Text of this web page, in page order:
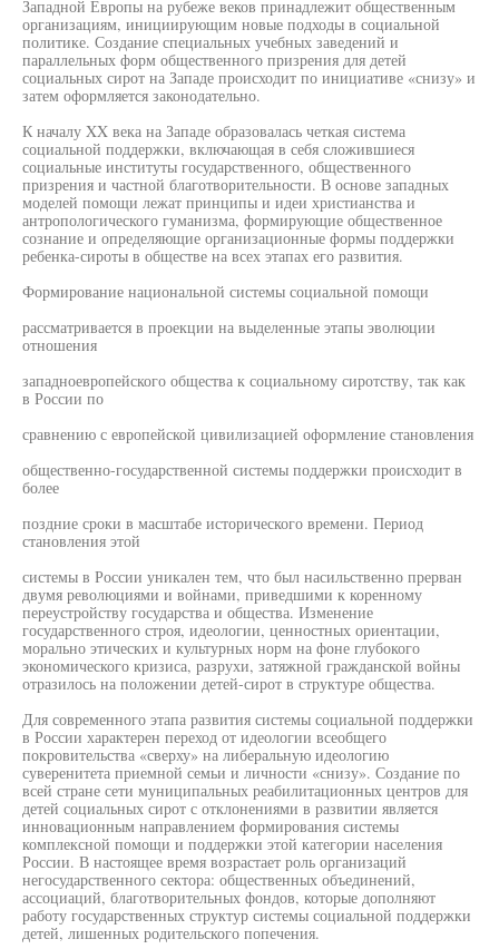
Западной Европы на рубеже веков принадлежит общественным
организациям, инициирующим новые подходы в социальной
политике. Создание специальных учебных заведений и
параллельных форм общественного призрения для детей
социальных сирот на Западе происходит по инициативе «снизу» и
затем оформляется законодательно.
К началу XX века на Западе образовалась четкая система
социальной поддержки, включающая в себя сложившиеся
социальные институты государственного, общественного
призрения и частной благотворительности. В основе западных
моделей помощи лежат принципы и идеи христианства и
антропологического гуманизма, формирующие общественное
сознание и определяющие организационные формы поддержки
ребенка-сироты в обществе на всех этапах его развития.
Формирование национальной системы социальной помощи
рассматривается в проекции на выделенные этапы эволюции
отношения
западноевропейского общества к социальному сиротству, так как
в России по
сравнению с европейской цивилизацией оформление становления
общественно-государственной системы поддержки происходит в
более
поздние сроки в масштабе исторического времени. Период
становления этой
системы в России уникален тем, что был насильственно прерван
двумя революциями и войнами, приведшими к коренному
переустройству государства и общества. Изменение
государственного строя, идеологии, ценностных ориентации,
морально этических и культурных норм на фоне глубокого
экономического кризиса, разрухи, затяжной гражданской войны
отразилось на положении детей-сирот в структуре общества.
Для современного этапа развития системы социальной поддержки
в России характерен переход от идеологии всеобщего
покровительства «сверху» на либеральную идеологию
суверенитета приемной семьи и личности «снизу». Создание по
всей стране сети муниципальных реабилитационных центров для
детей социальных сирот с отклонениями в развитии является
инновационным направлением формирования системы
комплексной помощи и поддержки этой категории населения
России. В настоящее время возрастает роль организаций
негосударственного сектора: общественных объединений,
ассоциаций, благотворительных фондов, которые дополняют
работу государственных структур системы социальной поддержки
детей, лишенных родительского попечения.